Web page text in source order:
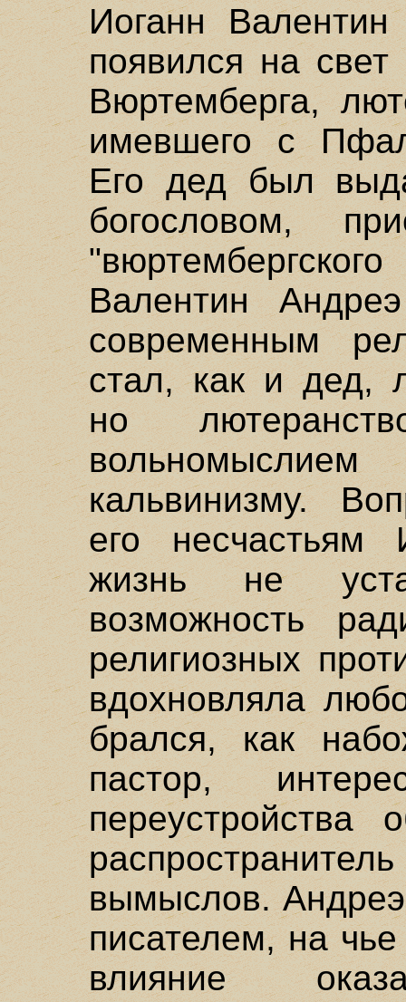
Иоганн
появился на
Вюртемберга,
имевшего с
Его дед был
богословом,
Валентин
современным
стал, как и дед,
но
кальвинизму.
его несчастьям
жизнь не
возможность
религиозных
вдохновляла
брался, как
пастор,
вымыслов.
писателем, на
влияние